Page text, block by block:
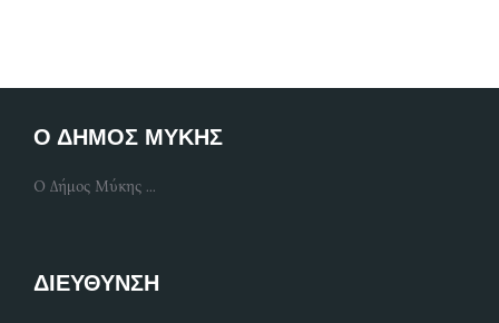
Ο ΔΗΜΟΣ ΜΥΚΗΣ
Ο Δήμος Μύκης ...
ΔΙΕΥΘΥΝΣΗ